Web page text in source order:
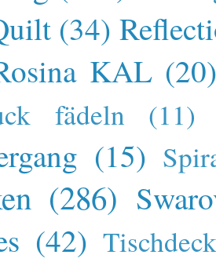
(34)
KAL
fädeln (11)
(15)
(286)
(42)